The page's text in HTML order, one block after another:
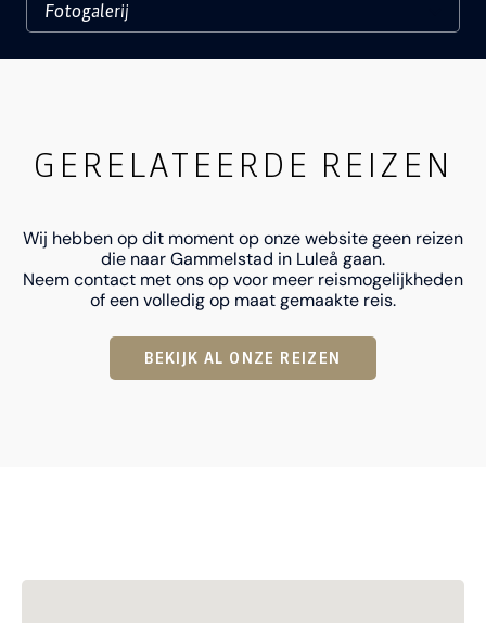
GERELATEERDE REIZEN
Wij hebben op dit moment op onze website geen reizen
die naar Gammelstad in Luleå gaan.
Neem contact met ons op voor meer reismogelijkheden
of een volledig op maat gemaakte reis.
BEKIJK AL ONZE REIZEN